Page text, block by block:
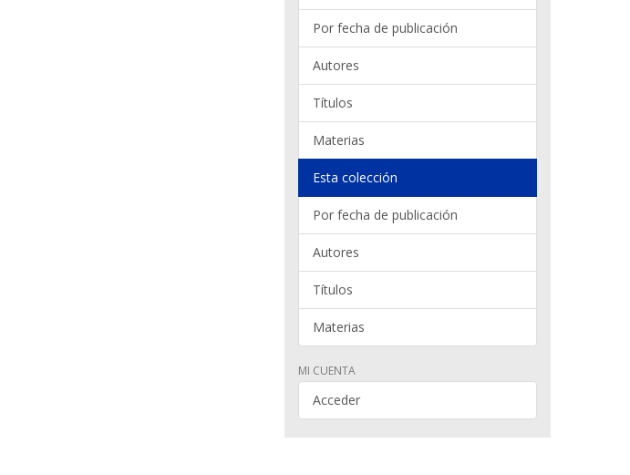
Por fecha de publicación
Autores
Títulos
Materias
Esta colección
Por fecha de publicación
Autores
Títulos
Materias
MI CUENTA
Acceder